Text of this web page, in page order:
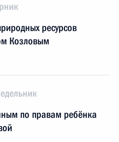
ресурсов
Козловым
по правам ребёнка